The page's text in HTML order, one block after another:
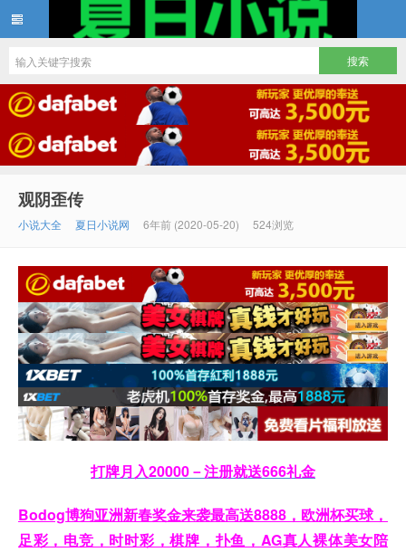
夏日小说
观阴歪传
小说大全 夏日小说网 6年前 (2020-05-20) 524浏览
打牌月入20000－注册就送666礼金
Bodog博狗亚洲新春奖金来袭最高送8888，欧洲杯买球，
足彩，电竞，时时彩，棋牌，扑鱼，AG真人裸体美女陪